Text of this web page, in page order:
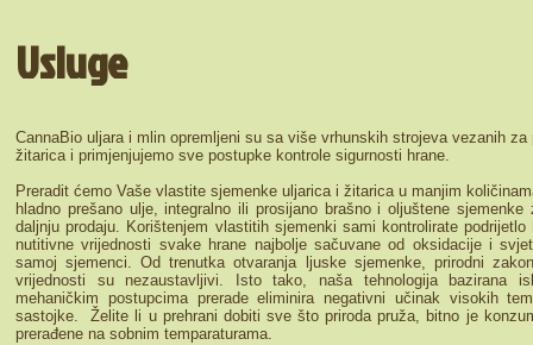
Usluge
CannaBio uljara i mlin opremljeni su sa više vrhunskih strojeva vezanih za
žitarica i primjenjujemo sve postupke kontrole sigurnosti hrane.
Preradit ćemo Vaše vlastite sjemenke uljarica i žitarica u manjim
hladno prešano ulje, integralno ili prosijano brašno i oljuštene sjemenke
daljnju prodaju. Korištenjem vlastitih sjemenki sami kontrolirate
nutitivne vrijednosti svake hrane najbolje sačuvane od oksidacije i
samoj sjemenci. Od trenutka otvaranja ljuske sjemenke, prirodni
vrijednosti su nezaustavljivi. Isto tako, naša tehnologija bazirana
mehaničkim postupcima prerade eliminira negativni učinak visokih
sastojke. Želite li u prehrani dobiti sve što priroda pruža, bitno je
prerađene na sobnim temparaturama.